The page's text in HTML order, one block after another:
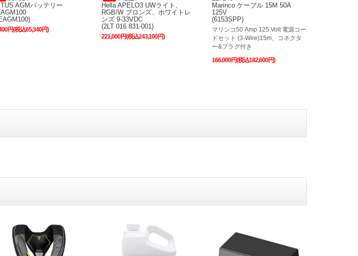
AGMバッテリー
円(税込65,340円)
Hella APELO3 UWライト、
RGB/W ブロンズ、ホワイトレ
ンズ 9-33VDC
(2LT 016 831-001)
221,000円(税込243,100円)
Marinco ケーブル 15M 50A
125V
(6153SPP)
マリンコ50 Amp 125 Volt 電源コー
ドセット (3-Wire)15m、コネクタ
ー&プラグ付き
166,000円(税込182,600円)